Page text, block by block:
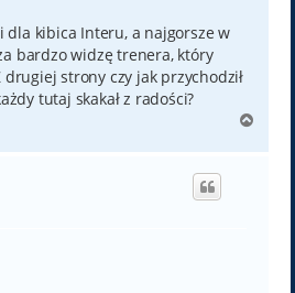
dla kibica Interu, a najgorsze w
bardzo widzę trenera, który
drugiej strony czy jak przychodził
tutaj skakał z radości?
g